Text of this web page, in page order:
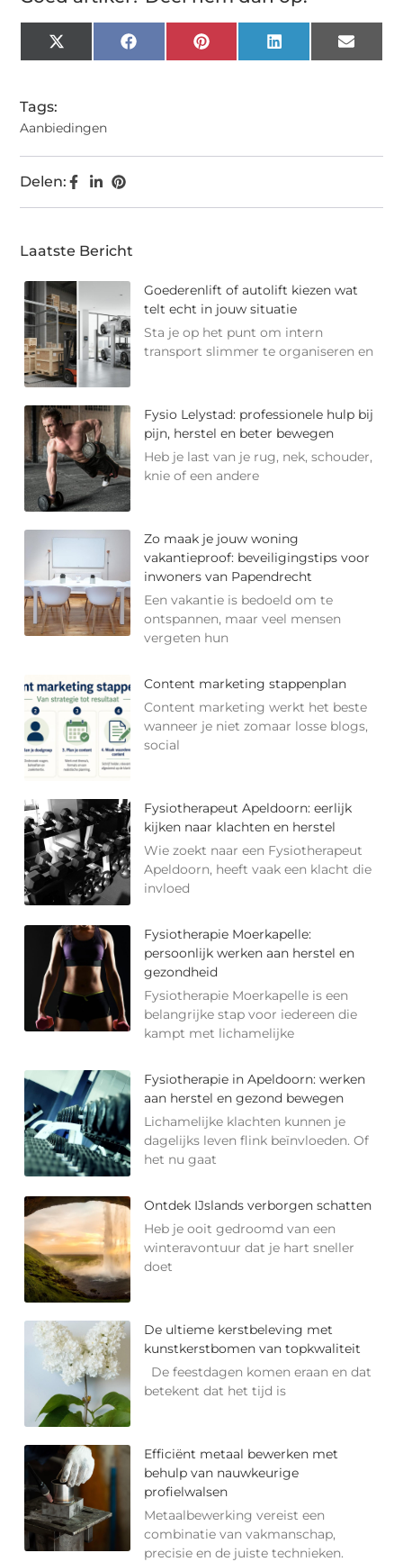
X
(Twitter)
FacebookPinterest LinkedIn Email
Tags:
Aanbiedingen
Delen:
Laatste Bericht
Goederenlift of autolift kiezen wat
telt echt in jouw situatie
Sta je op het punt om intern
transport slimmer te organiseren en
Fysio Lelystad: professionele hulp bij
pijn, herstel en beter bewegen
Heb je last van je rug, nek, schouder,
knie of een andere
Zo maak je jouw woning
vakantieproof: beveiligingstips voor
inwoners van Papendrecht
Een vakantie is bedoeld om te
ontspannen, maar veel mensen
vergeten hun
Content marketing stappenplan
Content marketing werkt het beste
wanneer je niet zomaar losse blogs,
social
Fysiotherapeut Apeldoorn: eerlijk
kijken naar klachten en herstel
Wie zoekt naar een Fysiotherapeut
Apeldoorn, heeft vaak een klacht die
invloed
Fysiotherapie Moerkapelle:
persoonlijk werken aan herstel en
gezondheid
Fysiotherapie Moerkapelle is een
belangrijke stap voor iedereen die
kampt met lichamelijke
Fysiotherapie in Apeldoorn: werken
aan herstel en gezond bewegen
Lichamelijke klachten kunnen je
dagelijks leven flink beïnvloeden. Of
het nu gaat
Ontdek IJslands verborgen schatten
Heb je ooit gedroomd van een
winteravontuur dat je hart sneller
doet
De ultieme kerstbeleving met
kunstkerstbomen van topkwaliteit
De feestdagen komen eraan en dat
betekent dat het tijd is
Efficiënt metaal bewerken met
behulp van nauwkeurige
profielwalsen
Metaalbewerking vereist een
combinatie van vakmanschap,
precisie en de juiste technieken.